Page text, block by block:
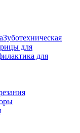
Зуботехническая
для
для